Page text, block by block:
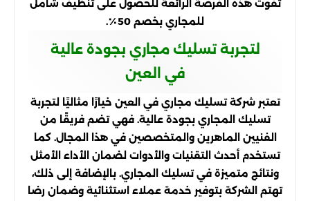
تفوت هذه الفرصة الرائعة للحصول على تنظيف شامل
للمجاري بخصم 50٪.
لتجربة تسليك مجاري بجودة عالية
في العين
تعتبر شركة تسليك مجاري في العين خيارًا مثاليًا لتجربة
تسليك المجاري بجودة عالية. فهي تضم فريقًا من
الفنيين الماهرين والمتخصصين في هذا المجال. كما
تستخدم أحدث التقنيات والأدوات لضمان الأداء الأمثل
ونتائج متميزة في تسليك المجاري. بالإضافة إلى ذلك،
تهتم الشركة بتوفير خدمة عملاء استثنائية وضمان رضا